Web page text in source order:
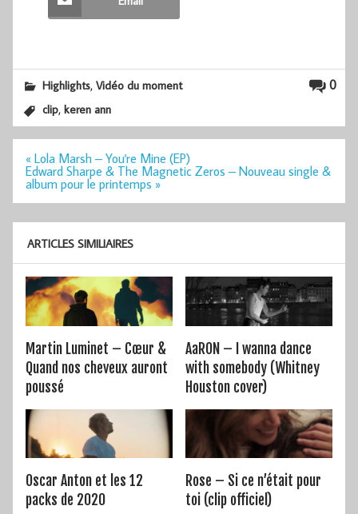
0
Highlights,Vidéo du moment
clip,keren ann
Navigation
de
l’article
« Lola Marsh – You're Mine (EP)
Edward Sharpe & The Magnetic Zeros – Nouveau single &
album pour le printemps »
ARTICLES SIMILIAIRES
Martin Luminet – Cœur &
Quand nos cheveux auront
poussé
AaRON – I wanna dance
with somebody (Whitney
Houston cover)
Oscar Anton et les 12
packs de 2020
Rose – Si ce n’était pour
toi (clip officiel)